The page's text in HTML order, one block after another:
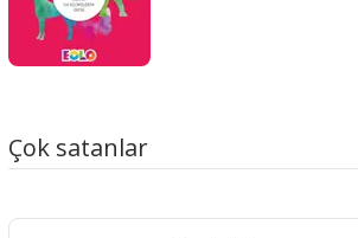
Çok satanlar